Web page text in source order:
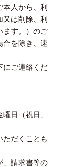
人から、利
は削除、利
ます。）のご
合を除き、速
にご連絡くだ
日（祝日、
だくことも
、請求書等の